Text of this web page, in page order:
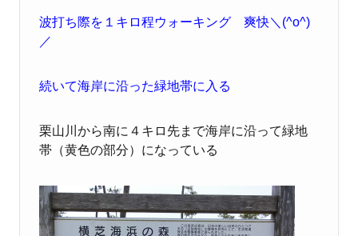
波打ち際を１キロ程ウォーキング 爽快＼(^o^)
／
続いて海岸に沿った緑地帯に入る
栗山川から南に４キロ先まで海岸に沿って緑地
帯（黄色の部分）になっている